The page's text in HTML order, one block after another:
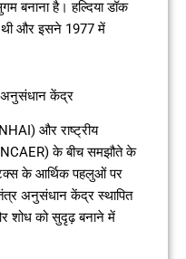
बनाना है। हल्दिया डॉक
थी और इसने 1977 में
अनुसंधान केंद्र
और राष्ट्रीय
के बीच समझौते के
के आर्थिक पहलुओं पर
अनुसंधान केंद्र स्थापित
शोध को सुदृढ़ बनाने में